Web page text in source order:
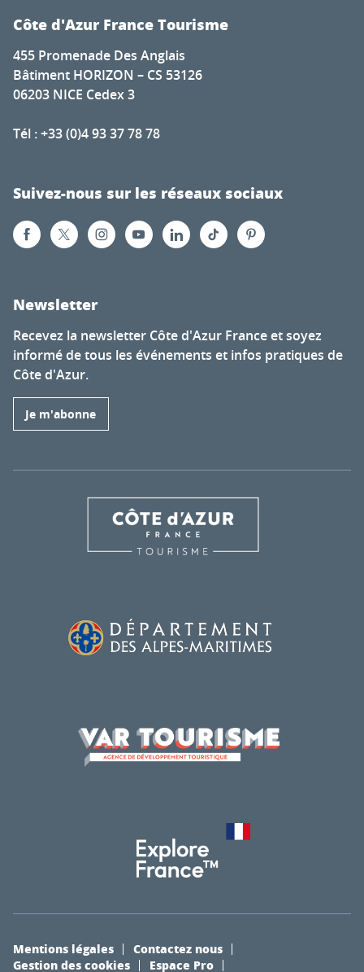
Côte d'Azur France Tourisme
455 Promenade Des Anglais
Bâtiment HORIZON – CS 53126
06203 NICE Cedex 3
Tél : +33 (0)4 93 37 78 78
Suivez-nous sur les réseaux sociaux
Newsletter
Recevez la newsletter Côte d'Azur France et soyez
informé de tous les événements et infos pratiques de
Côte d'Azur.
Je m'abonne
Mentions légales
Contactez nous
Gestion des cookies
Espace Pro